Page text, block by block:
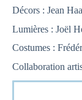
Décors : Jean
Lumières : Joël
Costumes :
Collaboration